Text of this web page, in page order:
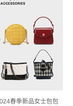
春季新品女士包包